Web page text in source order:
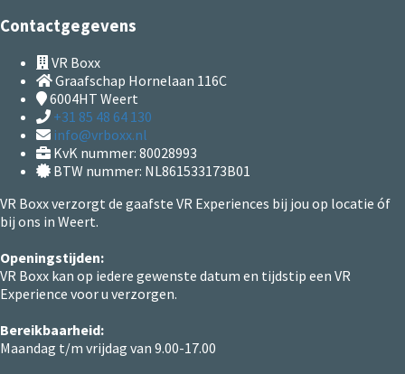
Contactgegevens
VR Boxx
Graafschap Hornelaan 116C
6004HT Weert
+31 85 48 64 130
info@vrboxx.nl
KvK nummer: 80028993
BTW nummer: NL861533173B01
VR Boxx verzorgt de gaafste VR Experiences bij jou op locatie óf
bij ons in Weert.
Openingstijden:
VR Boxx kan op iedere gewenste datum en tijdstip een VR
Experience voor u verzorgen.
Bereikbaarheid:
Maandag t/m vrijdag van 9.00-17.00